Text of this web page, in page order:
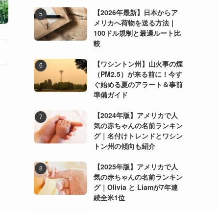
【2026年最新】日本からア
メリカへ荷物を送る方法｜
100ドル規制と最適ルート比
較
【ワシントン州】山火事の煙
（PM2.5）が来る前に！今す
ぐ始める夏のアラート＆事前
準備ガイド
【2024年版】アメリカで人
気の赤ちゃんの名前ランキン
グ｜名付けトレンドとワシン
トン州の傾向も紹介
【2025年版】アメリカで人
気の赤ちゃんの名前ランキン
グ｜Olivia と Liamが7年連
続全米1位